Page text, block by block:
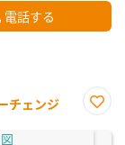
電話する
チェンジ
に入